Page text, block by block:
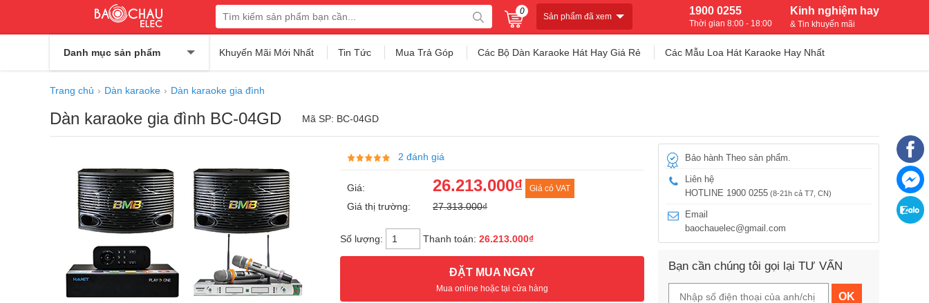
0
Sản phẩm đã xem Kinh nghiệm hay
& Tin khuyến mãi
1900 0255
Thời gian 8:00 - 18:00
Danh mục sản phẩm Khuyến Mãi Mới Nhất Tin Tức Mua Trả Góp Các Bộ Dàn Karaoke Hát Hay Giá Rẻ Các Mẫu Loa Hát Karaoke Hay Nhất
Trang chủ Dàn karaoke Dàn karaoke gia đình
Dàn karaoke gia đình BC-04GD Mã SP: BC-04GD
2 đánh giá
Giá: 26.213.000₫ Giá có VAT
Giá thị trường: 27.313.000₫
Số lượng: Thanh toán: 26.213.000₫
ĐẶT MUA NGAY
Mua online hoặc tại cửa hàng
Bảo hành Theo sản phẩm.
Liên hệ
HOTLINE 1900 0255 (8-21h cả T7, CN)
Email
baochauelec@gmail.com
Bạn cần chúng tôi gọi lại TƯ VẤN
OK